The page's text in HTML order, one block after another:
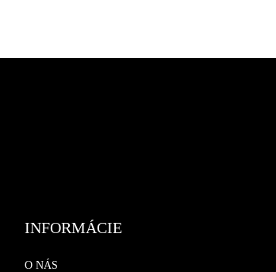
INFORMÁCIE
O NÁS